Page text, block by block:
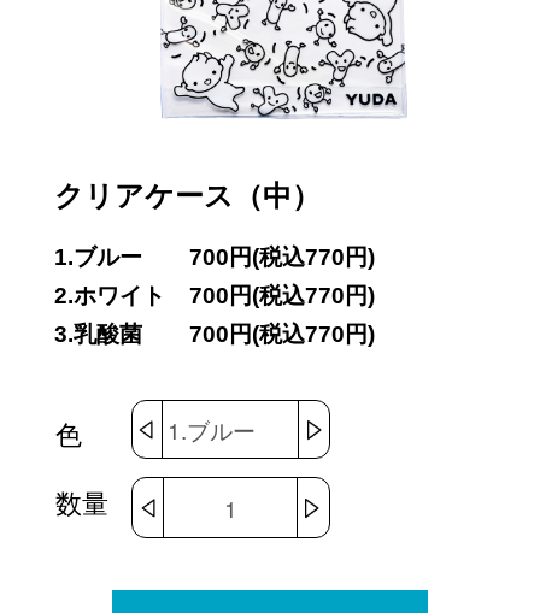
クリアケース（中）
1.ブルー
700円(税込770円)
2.ホワイト
700円(税込770円)
3.乳酸菌
700円(税込770円)
色
数量